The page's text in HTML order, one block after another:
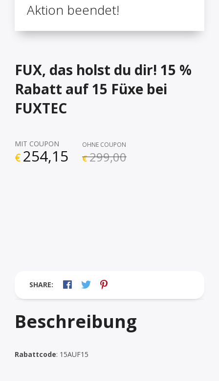
Aktion beendet!
FUX, das holst du dir! 15 %
Rabatt auf 15 Füxe bei
FUXTEC
MIT COUPON
€ 254,15
OHNE COUPON
€ 299,00
SHARE:
Beschreibung
Rabattcode: 15AUF15